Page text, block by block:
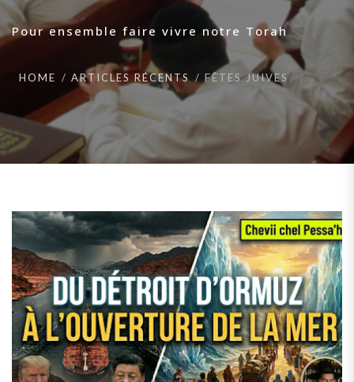
Pour ensemble faire vivre notre Torah
HOME ARTICLES RÉCENTS FÊTES JUIVES